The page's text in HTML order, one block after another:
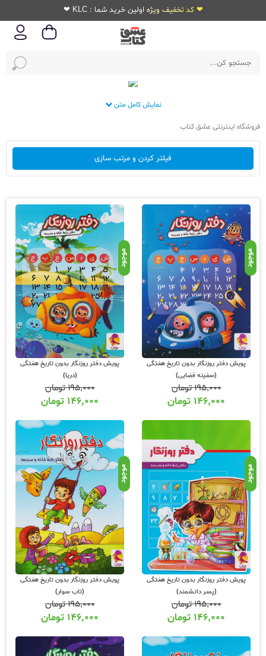
❤ کد تخفیف ویژه اولین خرید شما : KLC ❤
نمایش کامل متن
فروشگاه اینترنتی عشق کتاب
فیلتر کردن و مرتب سازی
موجود
پویش دفتر روزنگار بدون تاریخ هفتگی
(سفینه فضایی)
۱۹۵,۰۰۰تومان
۱۴۶,۰۰۰ تومان
موجود
پویش دفتر روزنگار بدون تاریخ هفتگی
(دریا)
۱۹۵,۰۰۰تومان
۱۴۶,۰۰۰ تومان
موجود
پویش دفتر روزنگار بدون تاریخ هفتگی
(پسر دانشمند)
۱۹۵,۰۰۰تومان
۱۴۶,۰۰۰ تومان
موجود
پویش دفتر روزنگار بدون تاریخ هفتگی
(تاب سوار)
۱۹۵,۰۰۰تومان
۱۴۶,۰۰۰ تومان